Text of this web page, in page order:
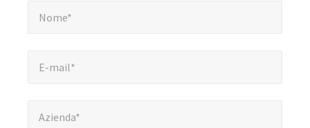
Nome*
E-mail*
Azienda*